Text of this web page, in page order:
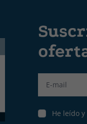
He leído